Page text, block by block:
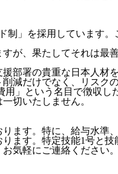
制」を採用 しています
が、果たしてそれは最
部署の貴重な日本人材
減だけでなく、リスク
」という名目で徴収し
切いたしません。
ます。特に、給与水準
ります。特定技能1号と
気軽にご連絡ください